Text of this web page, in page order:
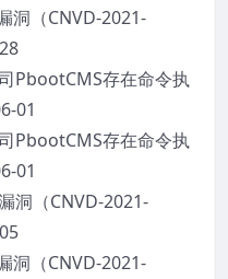
洞（CNVD-2021-
PbootCMS存在命令执
01
PbootCMS存在命令执
01
洞（CNVD-2021-
洞（CNVD-2021-